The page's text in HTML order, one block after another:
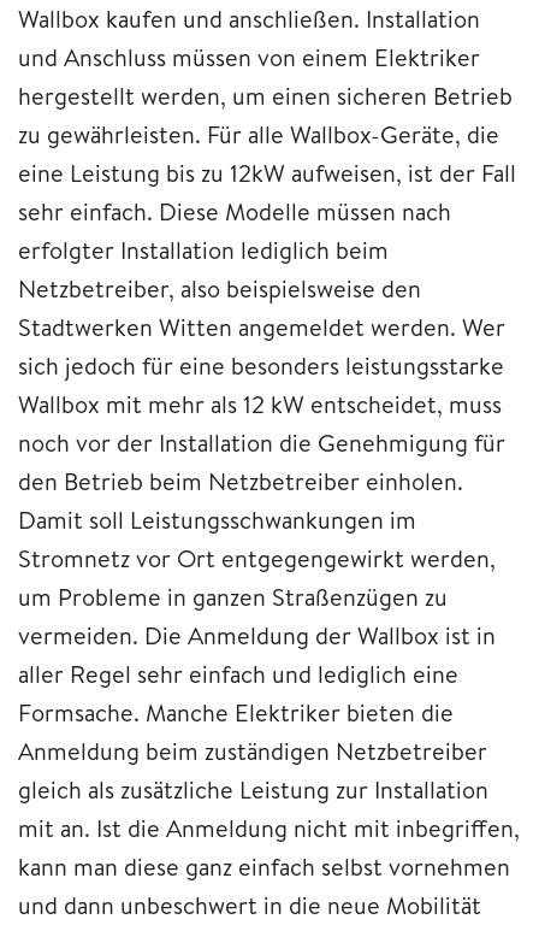
Wallbox kaufen und anschließen. Installation
und Anschluss müssen von einem Elektriker
hergestellt werden, um einen sicheren Betrieb
zu gewährleisten. Für alle Wallbox-Geräte, die
eine Leistung bis zu 12kW aufweisen, ist der Fall
sehr einfach. Diese Modelle müssen nach
erfolgter Installation lediglich beim
Netzbetreiber, also beispielsweise den
Stadtwerken Witten angemeldet werden. Wer
sich jedoch für eine besonders leistungsstarke
Wallbox mit mehr als 12 kW entscheidet, muss
noch vor der Installation die Genehmigung für
den Betrieb beim Netzbetreiber einholen.
Damit soll Leistungsschwankungen im
Stromnetz vor Ort entgegengewirkt werden,
um Probleme in ganzen Straßenzügen zu
vermeiden. Die Anmeldung der Wallbox ist in
aller Regel sehr einfach und lediglich eine
Formsache. Manche Elektriker bieten die
Anmeldung beim zuständigen Netzbetreiber
gleich als zusätzliche Leistung zur Installation
mit an. Ist die Anmeldung nicht mit inbegriffen,
kann man diese ganz einfach selbst vornehmen
und dann unbeschwert in die neue Mobilität